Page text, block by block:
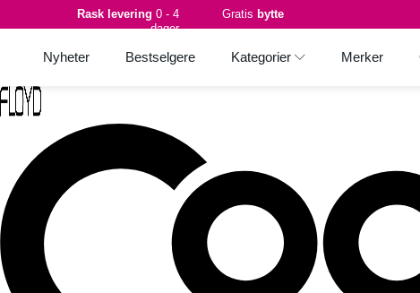
Rask levering 0 - 4
dager
Gratis bytte
Nyheter Bestselgere Kategorier Merker